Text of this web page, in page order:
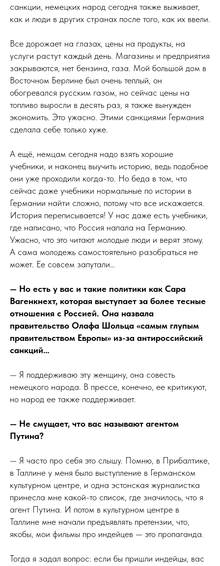
санкции, немецких народ сегодня также выживает,
как и люди в других странах после того, как их ввели.
Все дорожает на глазах, цены на продукты, на
услуги растут каждый день. Магазины и предприятия
закрываются, нет бензина, газа. Мой большой дом в
Восточном Берлине был очень теплый, он
обогревался русским газом, но сейчас цены на
топливо выросли в десять раз, я также вынужден
экономить. Это ужасно. Этими санкциями Германия
сделала себе только хуже.
А ещё, немцам сегодня надо взять хорошие
учебники, и наконец выучить историю, ведь подобное
они уже проходили когда-то. Но беда в том, что
сейчас даже учебники нормальные по истории в
Германии найти сложно, потому что все искажается.
История переписывается! У нас даже есть учебники,
где написано, что Россия напала на Германию.
Ужасно, что это читают молодые люди и верят этому.
А сама молодежь самостоятельно разобраться не
может. Ее совсем запутали…
— Но есть у вас и такие политики как Сара
Вагенкнехт, которая выступает за более тесные
отношения с Россией. Она назвала
правительство Олафа Шольца «самым глупым
правительством Европы» из-за антироссийский
санкций…
— Я поддерживаю эту женщину, она совесть
немецкого народа. В прессе, конечно, ее критикуют,
но народ ее также поддерживает.
— Не смущает, что вас называют агентом
Путина?
— Я часто про себя это слышу. Помню, в Прибалтике,
в Таллине у меня было выступление в Германском
культурном центре, и одна эстонская журналистка
принесла мне какой-то список, где значилось, что я
агент Путина. И потом в культурном центре в
Таллине мне начали предъявлять претензии, что,
якобы, мои фильмы про индейцев — это пропаганда.
Тогда я задал вопрос: если бы пришли индейцы, вас